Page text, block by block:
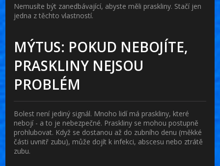
Nemusíte být zanedbávající, abyste měli praskliny. Stačí jen
jedna z těchto vlastností.
MÝTUS: POKUD NEBOJÍTE,
PRASKLINY NEJSOU
PROBLÉM
Bolest není jediný signál. Mnoho lidí má praskliny, které
nebojí - a to je nebezpečné. Praskliny se mohou postupně
prohlubovat. Když se dostanou až do zubního denu (měkké
části uvnitř zubu), může dojít k infekci, abscesu nebo ztrátě
zubu.